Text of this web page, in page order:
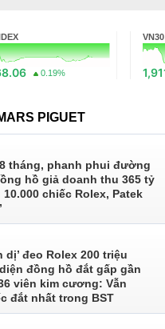
0.19%
VN30
PIGUET
tháng, phanh phui đường
hồ giả doanh thu 365 tỷ
chiếc Rolex, Patek
dị’ đeo Rolex 200 triệu
đồng hồ đắt gấp gần
viên kim cương: Vẫn
đắt nhất trong BST